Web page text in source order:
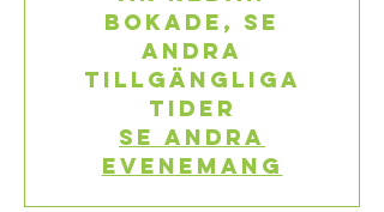
bokade, se
andra
tillgängliga
tider
Se andra
evenemang